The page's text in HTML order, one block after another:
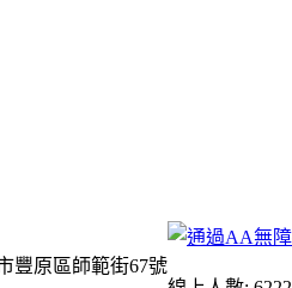
豐原區師範街67號